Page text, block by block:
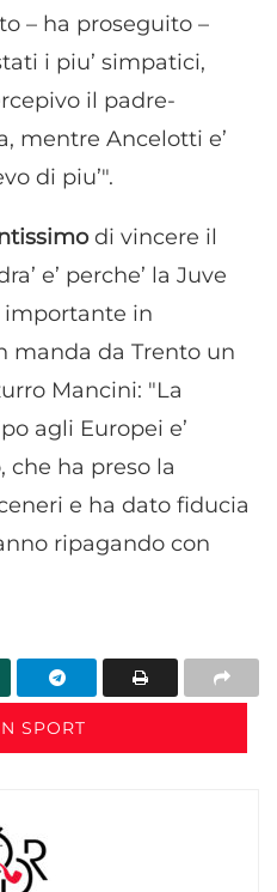
– ha proseguito –
i piu’ simpatici,
il padre-
mentre Ancelotti e’
di piu’".
di vincere il
e’ perche’ la Juve
importante in
manda da Trento un
Mancini: "La
agli Europei e’
ha preso la
e ha dato fiducia
ripagando con
SPORT